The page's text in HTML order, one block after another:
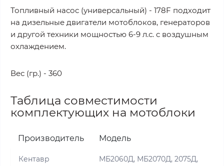
Топливный насос (универсальный) - 178F подходит
на дизельные двигатели мотоблоков, генераторов
и другой техники мощностью 6-9 л.с. с воздушным
охлаждением.
Вес (гр.) - 360
Таблица совместимости
комплектующих на мотоблоки
Производитель Модель
Кентавр
МБ2060Д, МБ2070Д, 2075Д,